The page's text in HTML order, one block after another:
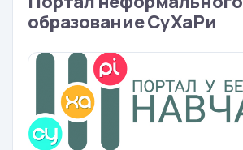
образование СуХаРи